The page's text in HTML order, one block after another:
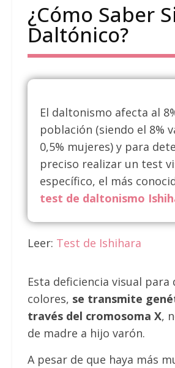
¿Cómo Saber
Daltónico?
El daltonismo afecta al
población (siendo el 8%
0,5% mujeres) y para
preciso realizar un test
específico, el más
test de daltonismo
Leer: Test de Ishihara
Esta deficiencia visual
colores, se transmite
través del cromosoma X,
de madre a hijo varón.
A pesar de que haya más